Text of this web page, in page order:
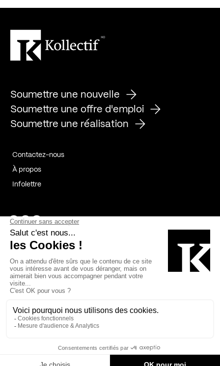
Soumettre une nouvelle
Soumettre une offre d'emploi
Soumettre une réalisation
Contactez-nous
À propos
Infolettre
Page Facebook de Kollectif
Page Instagram de Kollectif
Page Linkedin de Kollectif
Bâtiment-Durable-Québec-1
Esquisses-1IRAC-1
MP-1 v2com-1
Cookies